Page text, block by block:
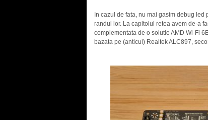
In cazul de fata, nu mai gasim debug
randul lor. La capitolul retea avem de-a
complementata de o solutie AMD Wi-Fi
bazata pe (anticul) Realtek ALC897,